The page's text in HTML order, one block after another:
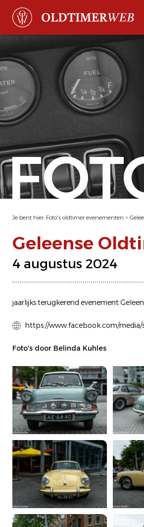
Je bent hier: Foto's oldtimer evenementen >
Geleense
4 augustus 2024
jaarlijks terugkerend evenement
https://www.facebook.com/media/
Foto's door Belinda Kuhles